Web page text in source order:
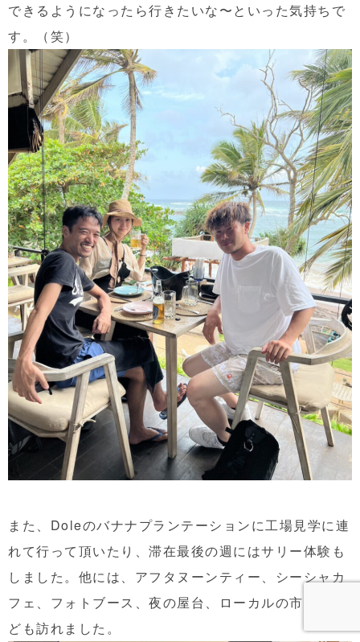
できるようになったら行きたいな〜といった気持ちで
す。（笑）
また、Doleのバナナプランテーションに工場見学に連
れて行って頂いたり、滞在最後の週にはサリー体験も
しました。他には、アフタヌーンティー、シーシャカ
フェ、フォトブース、夜の屋台、ローカルの市場、な
ども訪れました。